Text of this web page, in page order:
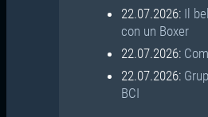
22.07.2026: Il
con un Boxer
22.07.2026:
22.07.2026:
BCI